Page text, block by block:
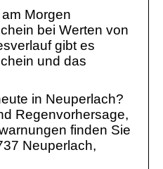
Morgen
bei Werten von
gibt es
und das
in Neuperlach?
Regenvorhersage,
finden Sie
Neuperlach,